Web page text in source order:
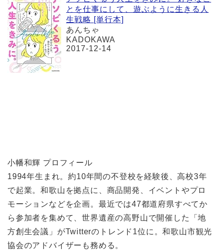
とを仕事にして、遊ぶように生きる人
生戦略 [単行本]
あんちゃ
KADOKAWA
2017-12-14
小幡和輝 プロフィール
1994年生まれ。約10年間の不登校を経験後、高校3年
で起業。和歌山を拠点に、商品開発、イベントやプロ
モーションなどを企画。最近では47都道府県すべてか
ら参加者を集めて、世界遺産の高野山で開催した「地
方創生会議」がTwitterのトレンド1位に。和歌山市観光
協会のアドバイザーも務める。